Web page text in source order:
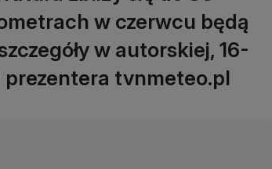
w czerwcu będą
w autorskiej, 16-
tvnmeteo.pl